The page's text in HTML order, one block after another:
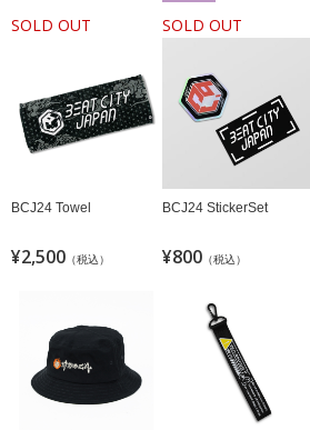
SOLD OUT SOLD OUT
BCJ24 Towel
¥2,500 （税込）
BCJ24 StickerSet
¥800 （税込）